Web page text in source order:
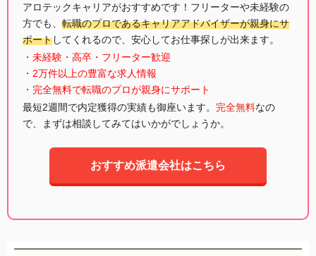
アロテックキャリアがおすすめです！フリーターや未経験の
方でも、 転職のプロであるキャリアアドバイザーが親身にサ
ポートしてくれるので、安心してお仕事探しが出来ます。
・未経験・高卒・フリーター歓迎
・2万件以上の豊富な求人情報
・完全無料で転職のプロが親身にサポート
最短2週間で内定獲得の実績も御座います。 完全無料なの
で、まずは相談してみてはいかがでしょうか。
おすすめ派遣会社はこちら